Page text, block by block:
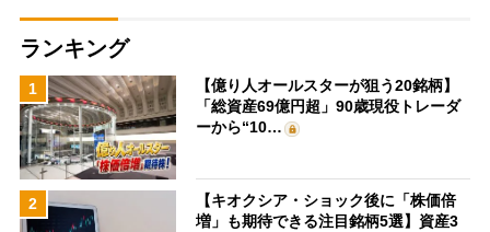
ランキング
1
【億り人オールスターが狙う20銘柄】
「総資産69億円超」90歳現役トレーダ
ーから“10…
2
【キオクシア・ショック後に「株価倍
増」も期待できる注目銘柄5選】資産3